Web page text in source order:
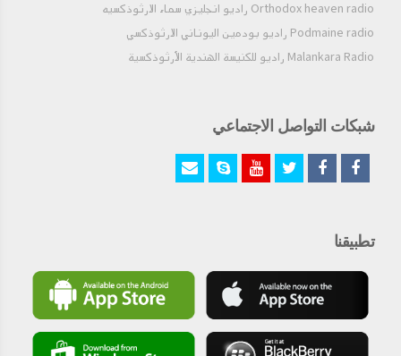
Orthodox heaven radio راديو انجليزي سماء الارثوذكسيه
Podmaine radio راديو بودمين اليوناني الارثوذكسي
Malankara Radio راديو للكنيسة الهندية الأرثوذكسية
شبكات التواصل الاجتماعي
تطبيقنا